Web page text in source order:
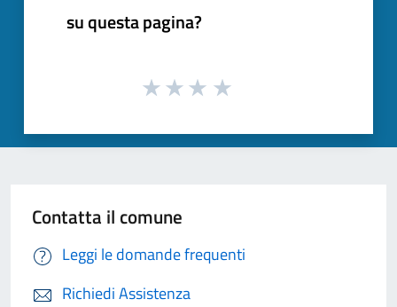
su questa pagina?
Contatta il comune
Leggi le domande frequenti
Richiedi Assistenza